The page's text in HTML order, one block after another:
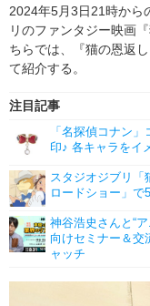
ゲーム
アニメ！アニメ！
2024年5月3日21時から
リのファンタジー映画
ちらでは、『猫の恩返
て紹介する。
注目記事
「名探偵コナン
印♪ 各キャラをイ
スタジオジブリ「
ロードショー」で
神谷浩史さんと“
向けセミナー＆
ャッチ